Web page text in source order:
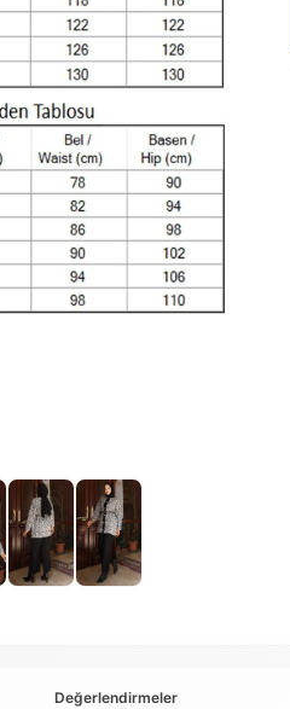
Değerlendirmeler